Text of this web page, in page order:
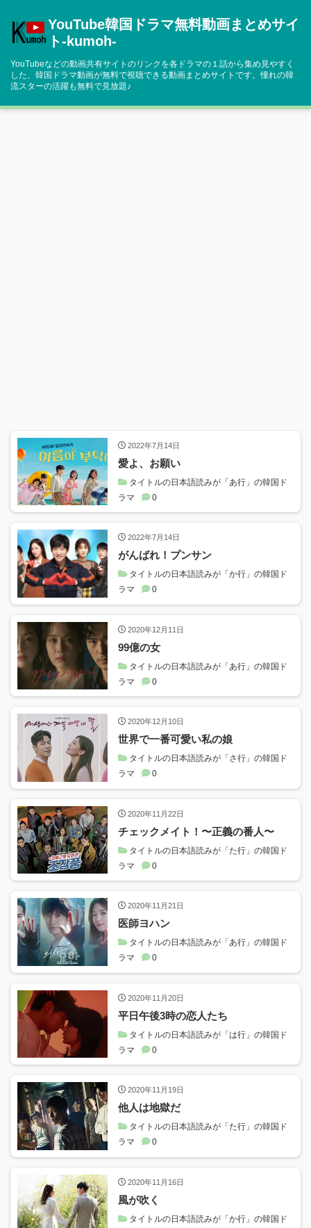
YouTube韓国ドラマ無料動画まとめサイ
ト‐kumoh‐
YouTubeなどの動画共有サイトのリンクを各ドラマの１話から集め見やすく
した、韓国ドラマ動画が無料で視聴できる動画まとめサイトです。憧れの韓
流スターの活躍も無料で見放題♪
2022年7月14日
愛よ、お願い
タイトルの日本語読みが「あ行」の韓国ド
ラマ
0
2022年7月14日
がんばれ！プンサン
タイトルの日本語読みが「か行」の韓国ド
ラマ
0
2020年12月11日
99億の女
タイトルの日本語読みが「あ行」の韓国ド
ラマ
0
2020年12月10日
世界で一番可愛い私の娘
タイトルの日本語読みが「さ行」の韓国ド
ラマ
0
2020年11月22日
チェックメイト！〜正義の番人〜
タイトルの日本語読みが「た行」の韓国ド
ラマ
0
2020年11月21日
医師ヨハン
タイトルの日本語読みが「あ行」の韓国ド
ラマ
0
2020年11月20日
平日午後3時の恋人たち
タイトルの日本語読みが「は行」の韓国ド
ラマ
0
2020年11月19日
他人は地獄だ
タイトルの日本語読みが「た行」の韓国ド
ラマ
0
2020年11月16日
風が吹く
タイトルの日本語読みが「か行」の韓国ド